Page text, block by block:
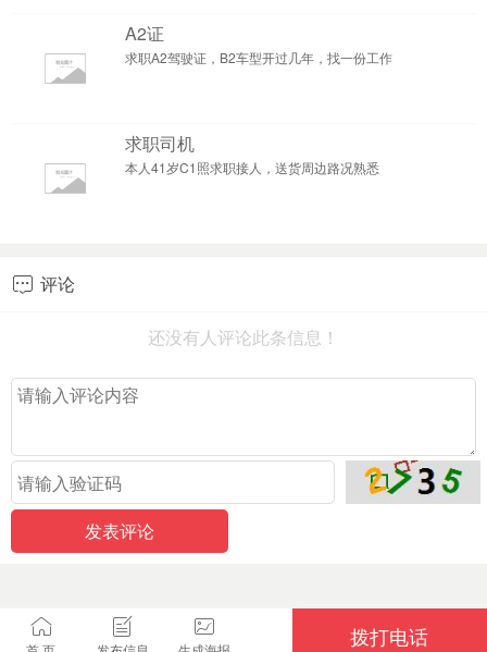
A2证
求职A2驾驶证，B2车型开过几年，找一份工作
求职司机
本人41岁C1照求职接人，送货周边路况熟悉
 评论
还没有人评论此条信息！
拨打电话